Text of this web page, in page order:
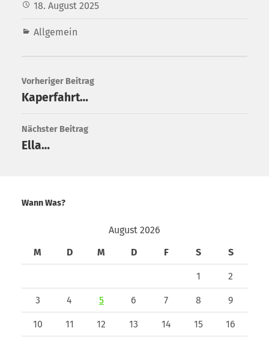
18. August 2025
Allgemein
Vorheriger Beitrag
Kaperfahrt…
Nächster Beitrag
Ella…
Wann Was?
August 2026
M
D M D F S S
1 2
3 4 5 6 7 8 9
10 11 12 13 14 15 16